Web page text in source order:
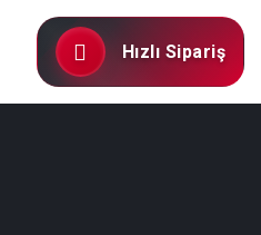
Hızlı Sipariş